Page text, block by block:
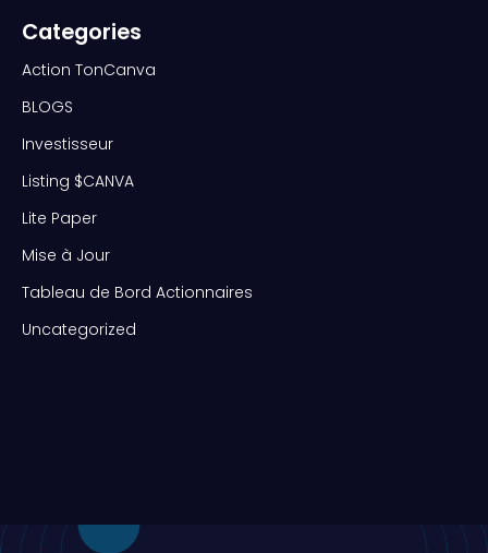
Categories
Action TonCanva
BLOGS
Investisseur
Listing $CANVA
Lite Paper
Mise à Jour
Tableau de Bord Actionnaires
Uncategorized